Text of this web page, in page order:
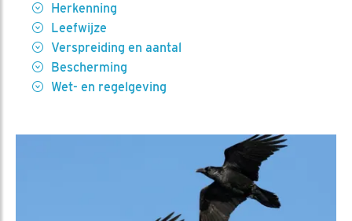
Herkenning
Leefwijze
Verspreiding en aantal
Bescherming
Wet- en regelgeving